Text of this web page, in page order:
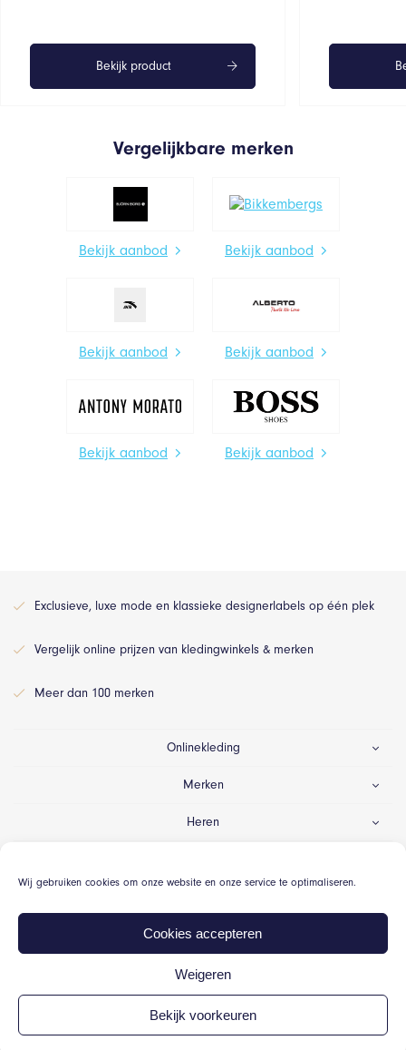
Wij gebruiken cookies om onze website en onze service te optimaliseren.
Cookies accepteren
Weigeren
Bekijk voorkeuren
Bekijk product
Vergelijkbare merken
Bekijk aanbod Bekijk aanbod
Bekijk aanbod Bekijk aanbod
Bekijk aanbod Bekijk aanbod
Exclusieve, luxe mode en klassieke designerlabels op één plek
Vergelijk online prijzen van kledingwinkels & merken
Meer dan 100 merken
Onlinekleding
Merken
Heren
Algemene voorwaarden
Cookiebeleid